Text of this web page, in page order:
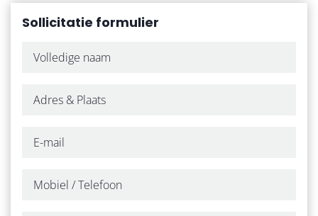
OVER ONS
Sollicitatie formulier